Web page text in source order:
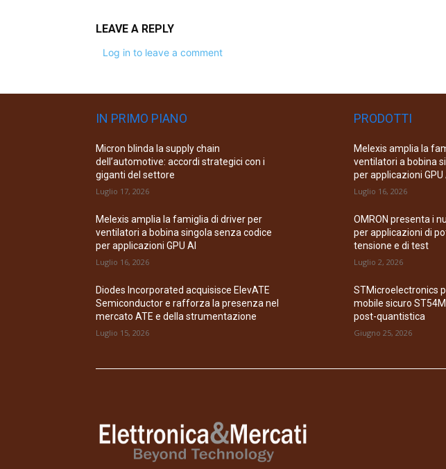
LEAVE A REPLY
Log in to leave a comment
IN PRIMO PIANO
Micron blinda la supply chain
dell’automotive: accordi strategici con i
giganti del settore
Luglio 17, 2026
Melexis amplia la famiglia di driver per
ventilatori a bobina singola senza codice
per applicazioni GPU AI
Luglio 16, 2026
Diodes Incorporated acquisisce ElevATE
Semiconductor e rafforza la presenza nel
mercato ATE e della strumentazione
Luglio 15, 2026
PRODOTTI
Melexis amplia la
ventilatori a bobina
per applicazioni GPU
Luglio 16, 2026
OMRON presenta i
per applicazioni di
tensione e di test
Luglio 2, 2026
STMicroelectronics
mobile sicuro
post-quantistica
Giugno 25, 2026